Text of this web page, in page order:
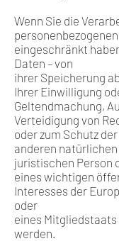
Wenn Sie die
eingeschränkt
Daten – von
ihrer Speicherung
Ihrer Einwilligung
Geltendmachung,
Verteidigung von
oder zum Schutz
anderen
juristischen Person
eines wichtigen
Interesses der
oder
eines
werden.